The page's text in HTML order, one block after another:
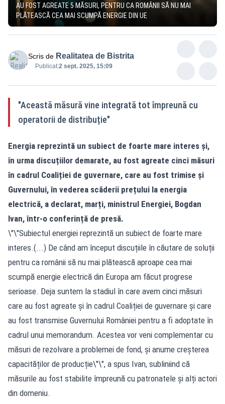
AU FOST AGREATE 5 MĂSURI, PENTRU CA ROMÂNII SĂ NU MAI
PLĂTEASCĂ CEA MAI SCUMPĂ ENERGIE DIN UE
Scris de Realitatea de Bistrita
Publicat:2 sept. 2025, 15:09
"Această măsură vine integrată tot împreună cu
operatorii de distribuție"
Energia reprezintă un subiect de foarte mare interes și,
în urma discuțiilor demarate, au fost agreate cinci măsuri
în cadrul Coaliției de guvernare, care au fost trimise și
Guvernului, în vederea scăderii prețului la energia
electrică, a declarat, marți, ministrul Energiei, Bogdan
Ivan, într-o conferință de presă.
\"\"Subiectul energiei reprezintă un subiect de foarte mare
interes.(...) De când am început discuțiile în căutare de soluții
pentru ca românii să nu mai plătească aproape cea mai
scumpă energie electrică din Europa am făcut progrese
serioase. Deja suntem la stadiul în care avem cinci măsuri
care au fost agreate și în cadrul Coaliției de guvernare și care
au fost transmise Guvernului României pentru a fi adoptate în
cadrul unui memorandum. Acestea vor veni complementar cu
măsuri de rezolvare a problemei de fond, și anume creșterea
capacităților de producție\"\", a spus Ivan, subliniind că
măsurile au fost stabilite împreună cu patronatele și alți actori
din domeniu.